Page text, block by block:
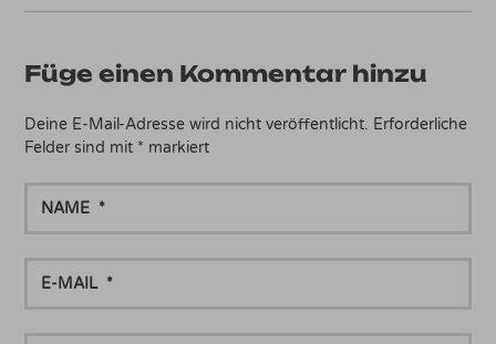
Füge einen Kommentar hinzu
Deine E-Mail-Adresse wird nicht veröffentlicht. Erforderliche
Felder sind mit * markiert
MAIL